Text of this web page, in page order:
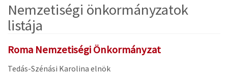
Nemzetiségi önkormányzatok
listája
Roma Nemzetiségi Önkormányzat
Tedás-Szénási Karolina elnök